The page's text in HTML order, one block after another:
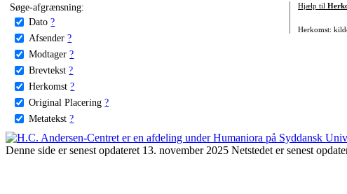
Søge-afgrænsning:
Dato ?
Afsender ?
Modtager ?
Brevtekst ?
Herkomst ?
Original Placering ?
Metatekst ?
Hjælp til
Herkomst:
Denne side er senest opdateret 13. november 2025 Netstedet er senest